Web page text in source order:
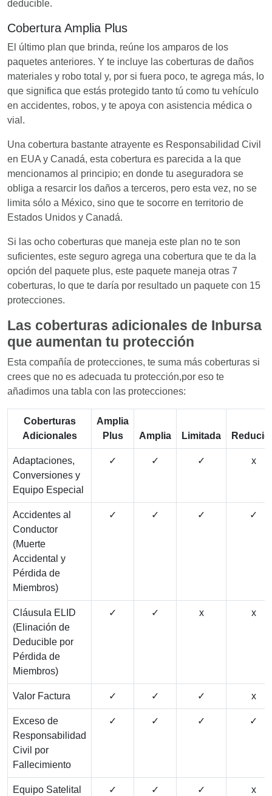
deducible.
Cobertura Amplia Plus
El último plan que brinda, reúne los amparos de los
paquetes anteriores. Y te incluye las coberturas de daños
materiales y robo total y, por si fuera poco, te agrega más, lo
que significa que estás protegido tanto tú como tu vehículo
en accidentes, robos, y te apoya con asistencia médica o
vial.
Una cobertura bastante atrayente es Responsabilidad Civil
en EUA y Canadá, esta cobertura es parecida a la que
mencionamos al principio; en donde tu aseguradora se
obliga a resarcir los daños a terceros, pero esta vez, no se
limita sólo a México, sino que te socorre en territorio de
Estados Unidos y Canadá.
Si las ocho coberturas que maneja este plan no te son
suficientes, este seguro agrega una cobertura que te da la
opción del paquete plus, este paquete maneja otras 7
coberturas, lo que te daría por resultado un paquete con 15
protecciones.
Las coberturas adicionales de Inbursa
que aumentan tu protección
Esta compañía de protecciones, te suma más coberturas si
crees que no es adecuada tu protección,por eso te
añadimos una tabla con las protecciones:
Coberturas
Adicionales
Amplia
Plus
Amplia Limitada
Adaptaciones,
Conversiones y
Equipo Especial
✓ ✓ ✓ x
Accidentes al
Conductor
(Muerte
Accidental y
Pérdida de
Miembros)
✓ ✓ ✓ ✓
Cláusula ELID
(Elinación de
Deducible por
Pérdida de
Miembros)
✓ ✓ x x
Valor Factura ✓ ✓ ✓ x
Exceso de
Responsabilidad
Civil por
Fallecimiento
✓ ✓ ✓ ✓
Equipo Satelital ✓ ✓ ✓ x